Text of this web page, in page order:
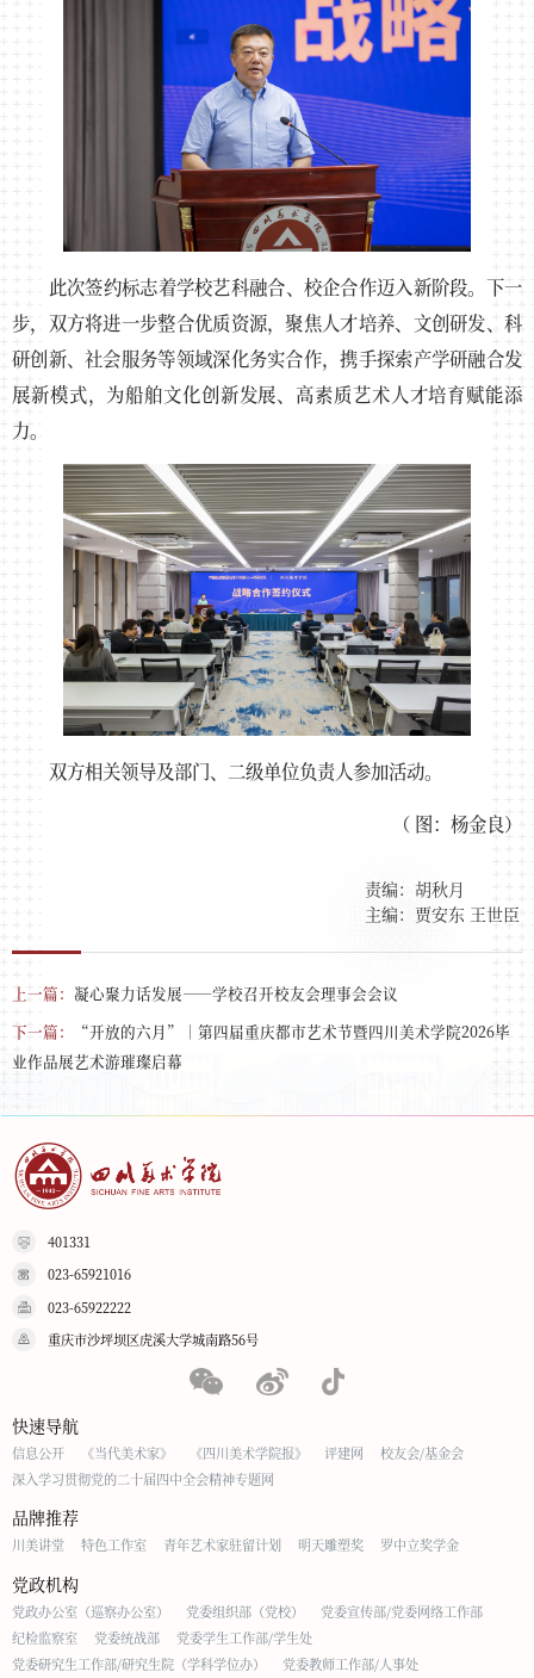
此次签约标志着学校艺科融合、校企合作迈入新阶段。下一
步，双方将进一步整合优质资源，聚焦人才培养、文创研发、科
研创新、社会服务等领域深化务实合作，携手探索产学研融合发
展新模式，为船舶文化创新发展、高素质艺术人才培育赋能添
力。
双方相关领导及部门、二级单位负责人参加活动。
（ 图：杨金良）
责编：胡秋月
主编：贾安东 王世臣
上一篇： 凝心聚力话发展——学校召开校友会理事会会议
下一篇：
“开放的六月”｜第四届重庆都市艺术节暨四川美术学院2026毕
业作品展艺术游璀璨启幕
401331
023-65921016
023-65922222
重庆市沙坪坝区虎溪大学城南路56号
快速导航
信息公开 《当代美术家》 《四川美术学院报》 评建网
校友会/基金会
深入学习贯彻党的二十届四中全会精神专题网
品牌推荐
川美讲堂 特色工作室 青年艺术家驻留计划 明天雕塑奖 罗中立奖学金
党政机构
党政办公室（巡察办公室） 党委组织部（党校）
党委宣传部/党委网络工作部
纪检监察室
党委统战部
党委学生工作部/学生处
党委研究生工作部/研究生院（学科学位办）
党委教师工作部/人事处